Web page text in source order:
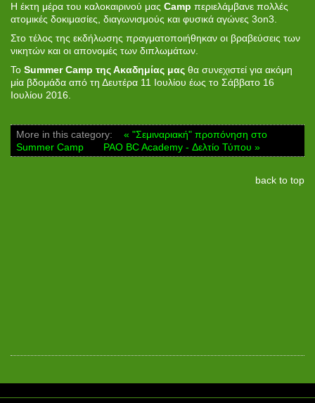
Η έκτη μέρα του καλοκαιρινού μας Camp περιελάμβανε πολλές
ατομικές δοκιμασίες, διαγωνισμούς και φυσικά αγώνες 3on3.
Στο τέλος της εκδήλωσης πραγματοποιήθηκαν οι βραβεύσεις των
νικητών και οι απονομές των διπλωμάτων.
Το Summer Camp της Ακαδημίας μας θα συνεχιστεί για ακόμη
μία βδομάδα από τη Δευτέρα 11 Ιουλίου έως το Σάββατο 16
Ιουλίου 2016.
More in this category:
« "Σεμιναριακή" προπόνηση στο
Summer Camp
PAO BC Academy - Δελτίο Τύπου »
back to top